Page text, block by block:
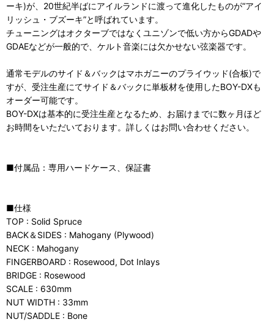
ーキ)が、20世紀半ばにアイルランドに渡って進化したものが“アイ
リッシュ・ブズーキ”と呼ばれています。
チューニングはオクターブではなくユニゾンで低い方からGDADや
GDAEなどが一般的で、ケルト音楽には欠かせない弦楽器です。
通常モデルのサイド＆バックはマホガニーのプライウッド(合板)で
すが、受注生産にてサイド＆バックに単板材を使用したBOY-DXも
オーダー可能です。
BOY-DXは基本的に受注生産となるため、お届けまでに数ヶ月ほど
お時間をいただいております。詳しくはお問い合わせください。
■付属品：専用ハードケース、保証書
■仕様
TOP : Solid Spruce
BACK＆SIDES : Mahogany (Plywood)
NECK : Mahogany
FINGERBOARD : Rosewood, Dot Inlays
BRIDGE : Rosewood
SCALE : 630mm
NUT WIDTH : 33mm
NUT/SADDLE : Bone